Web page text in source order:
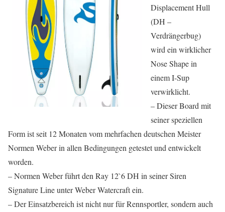
Displacement Hull
(DH –
Verdrängerbug)
wird ein wirklicher
Nose Shape in
einem I-Sup
verwirklicht.
– Dieser Board mit
seiner speziellen
Form ist seit 12 Monaten vom mehrfachen deutschen Meister
Normen Weber in allen Bedingungen getestet und entwickelt
worden.
– Normen Weber führt den Ray 12`6 DH in seiner Siren
Signature Line unter Weber Watercraft ein.
– Der Einsatzbereich ist nicht nur für Rennsportler, sondern auch